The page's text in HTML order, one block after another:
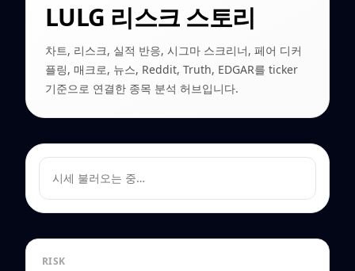
LULG 리스크 스토리
차트, 리스크, 실적 반응, 시그마 스크리너, 페어 디커
플링, 매크로, 뉴스, Reddit, Truth, EDGAR를 ticker
기준으로 연결한 종목 분석 허브입니다.
시세 불러오는 중…
RISK